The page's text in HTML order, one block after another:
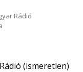
Rádió
(ismeretlen)